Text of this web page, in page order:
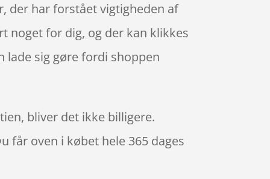
der har forstået vigtigheden af
noget for dig, og der kan klikkes
lade sig gøre fordi shoppen
bliver det ikke billigere.
får oven i købet hele 365 dages